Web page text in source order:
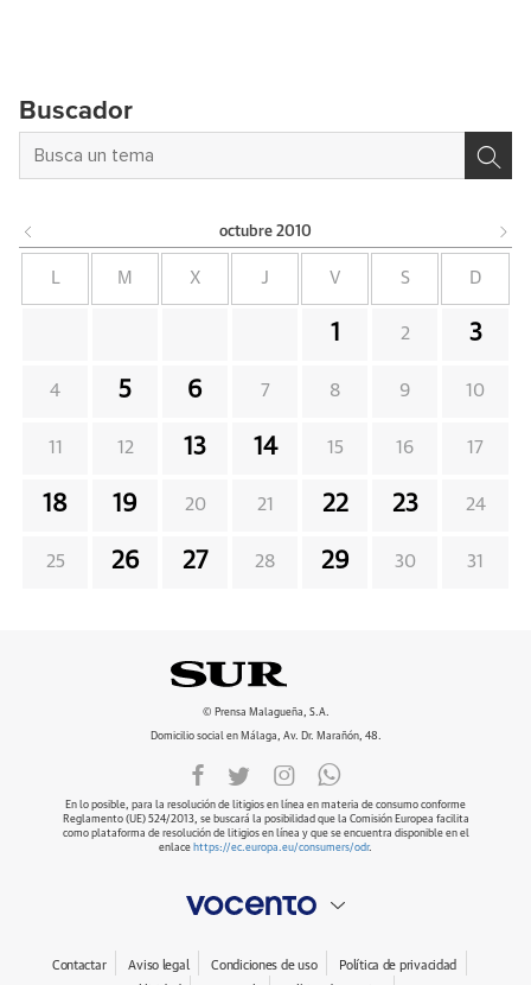
Buscador
octubre 2010
L M X J V S D
1 2 3
4 5 6 7 8 9 10
11 12 13 14 15 16 17
18 19 20 21 22 23 24
25 26 27 28 29 30 31
© Prensa Malagueña, S.A.
Domicilio social en Málaga, Av. Dr. Marañón, 48.
En lo posible, para la resolución de litigios en línea en materia de consumo conforme
Reglamento (UE) 524/2013, se buscará la posibilidad que la Comisión Europea facilita
como plataforma de resolución de litigios en línea y que se encuentra disponible en el
enlace https://ec.europa.eu/consumers/odr.
Contactar Aviso legal Condiciones de uso
Política de privacidad